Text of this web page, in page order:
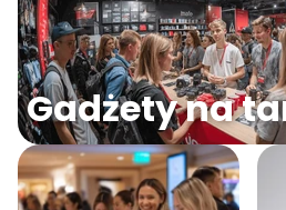
Gadżety na